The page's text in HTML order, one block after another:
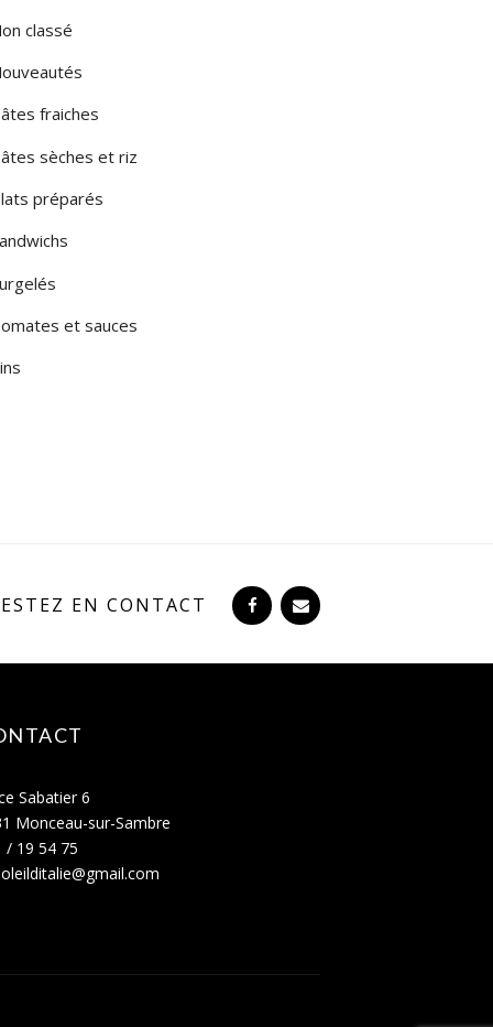
classé
fraiches
sèches et riz
préparés
et sauces
EN CONTACT
Sabatier 6
Monceau-sur-Sambre
/ 19 54 75